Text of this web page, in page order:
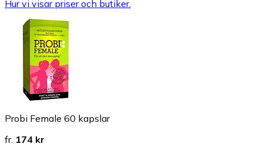
Hur vi visar priser och butiker.
Probi Female 60 kapslar
fr. 174 kr